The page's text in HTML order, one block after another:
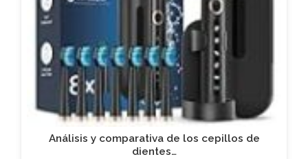
Análisis y comparativa de los cepillos de
dientes…